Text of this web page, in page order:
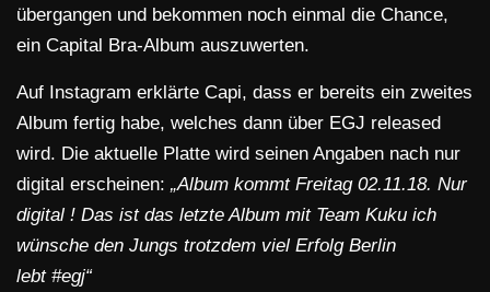
übergangen und bekommen noch einmal die Chance,
ein Capital Bra-Album auszuwerten.
Auf Instagram erklärte Capi, dass er bereits ein zweites
Album fertig habe, welches dann über EGJ released
wird. Die aktuelle Platte wird seinen Angaben nach nur
digital erscheinen: „Album kommt Freitag 02.11.18. Nur
digital ! Das ist das letzte Album mit Team Kuku ich
wünsche den Jungs trotzdem viel Erfolg Berlin
lebt #egj“